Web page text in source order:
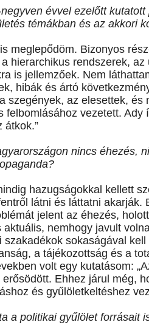
évvel ezelőtt
témákban és az akkori
meglepődöm. Bizonyos
hierarchikus rendszerek,
is jellemzőek. Nem
hibák és ártó
szegények, az elesettek,
felbomlásához vezetett.
átkok.”
nincs éhezés,
hazugságokkal kellett
látni és láttatni akarják.
jelent az éhezés,
aktuális, nemhogy javult
szakadékok sokaságával
a tájékozottság és a
volt egy kutatásom:
Ehhez járul még,
és gyűlöletkeltéshez
a politikai gyűlölet forrásait